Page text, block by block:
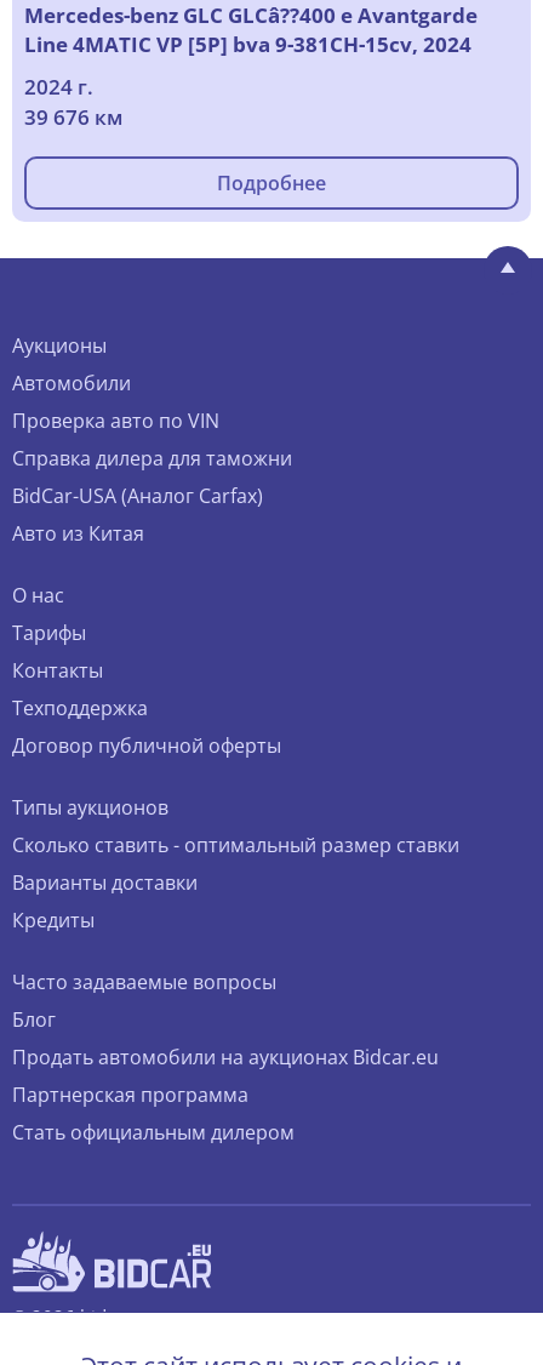
Mercedes-benz GLC GLCâ??400 e Avantgarde
Line 4MATIC VP [5P] bva 9-381CH-15cv, 2024
2024 г.
39 676 км
Подробнее
Аукционы
Автомобили
Проверка авто по VIN
Справка дилера для таможни
BidCar-USA (Аналог Carfax)
Авто из Китая
О нас
Тарифы
Контакты
Техподдержка
Договор публичной оферты
Типы аукционов
Сколько ставить - оптимальный размер ставки
Варианты доставки
Кредиты
Часто задаваемые вопросы
Блог
Продать автомобили на аукционах Bidcar.eu
Партнерская программа
Стать официальным дилером
© 2026 bidcar.eu